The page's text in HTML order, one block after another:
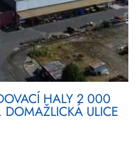
HALY 2 000
ULICE